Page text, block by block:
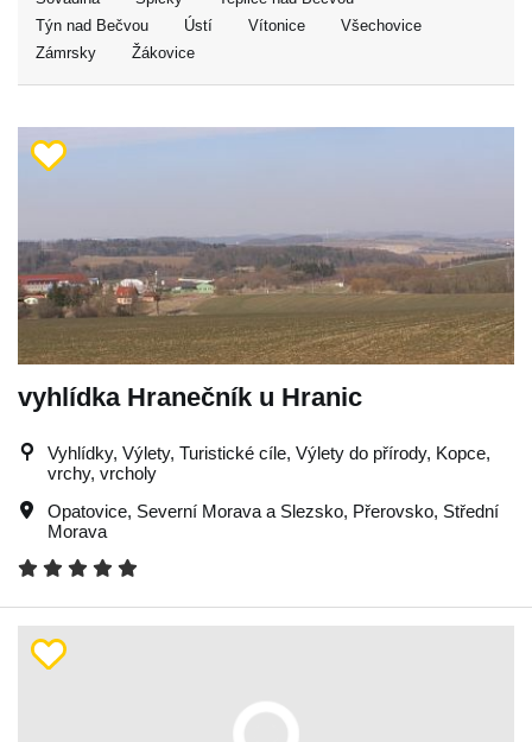
Týn nad Bečvou
Ústí Vítonice
Všechovice
Zámrsky
Žákovice
vyhlídka Hranečník u Hranic
Vyhlídky, Výlety, Turistické cíle, Výlety do přírody, Kopce,
vrchy, vrcholy
Opatovice, Severní Morava a Slezsko, Přerovsko, Střední
Morava